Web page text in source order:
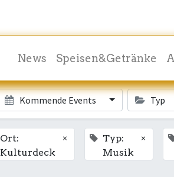
News Speisen&Getränke
Kommende Events Typ
Ort:
Kulturdeck
×
Typ:
Musik
×